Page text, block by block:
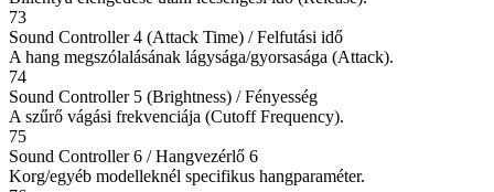
73
Sound Controller 4 (Attack Time) / Felfutási idő
A hang megszólalásának lágysága/gyorsasága (Attack).
74
Sound Controller 5 (Brightness) / Fényesség
A szűrő vágási frekvenciája (Cutoff Frequency).
75
Sound Controller 6 / Hangvezérlő 6
Korg/egyéb modelleknél specifikus hangparaméter.